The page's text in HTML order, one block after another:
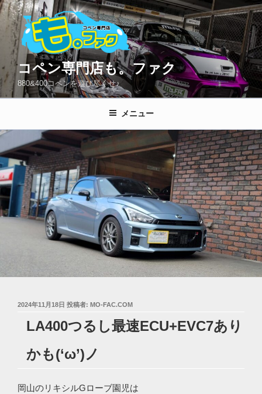
コ
ン
へ
プ
コペン専門店も。ファク
880&400コペンを遊び尽くせ♪
メニュー
投
2024年11月18日 投稿者: MO-FAC.COM
LA400つるし最速ECU+EVC7あり
かも(‘ω’)ノ
岡山のリキシルGローブ園児は